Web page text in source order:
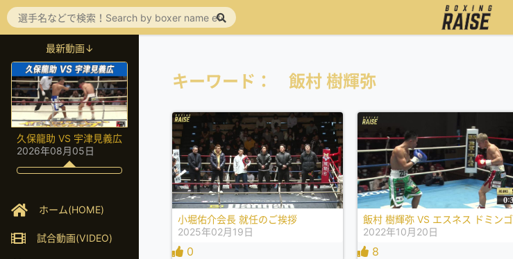
最新動画↓
久保龍助 VS 宇津見義広
2026年08月05日
ホーム(HOME)
試合動画(VIDEO)
キーワード： 飯村 樹輝弥
小堀佑介会長 就任のご挨拶
2025年02月19日
0
飯村 樹輝弥 VS エスネス ドミンゴ
2022年10月20日
8